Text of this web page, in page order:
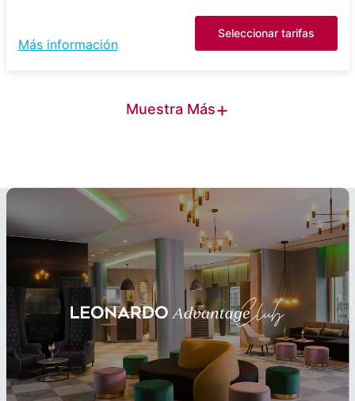
Más información
Seleccionar tarifas
Muestra Más+